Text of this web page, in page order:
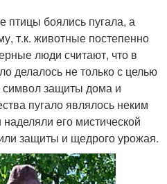
птицы боялись пугала, а
т.к. животные постепенно
люди считают, что в
делалось не только с целью
символ защиты дома и
пугало являлось неким
его мистической
защиты и щедрого урожая.